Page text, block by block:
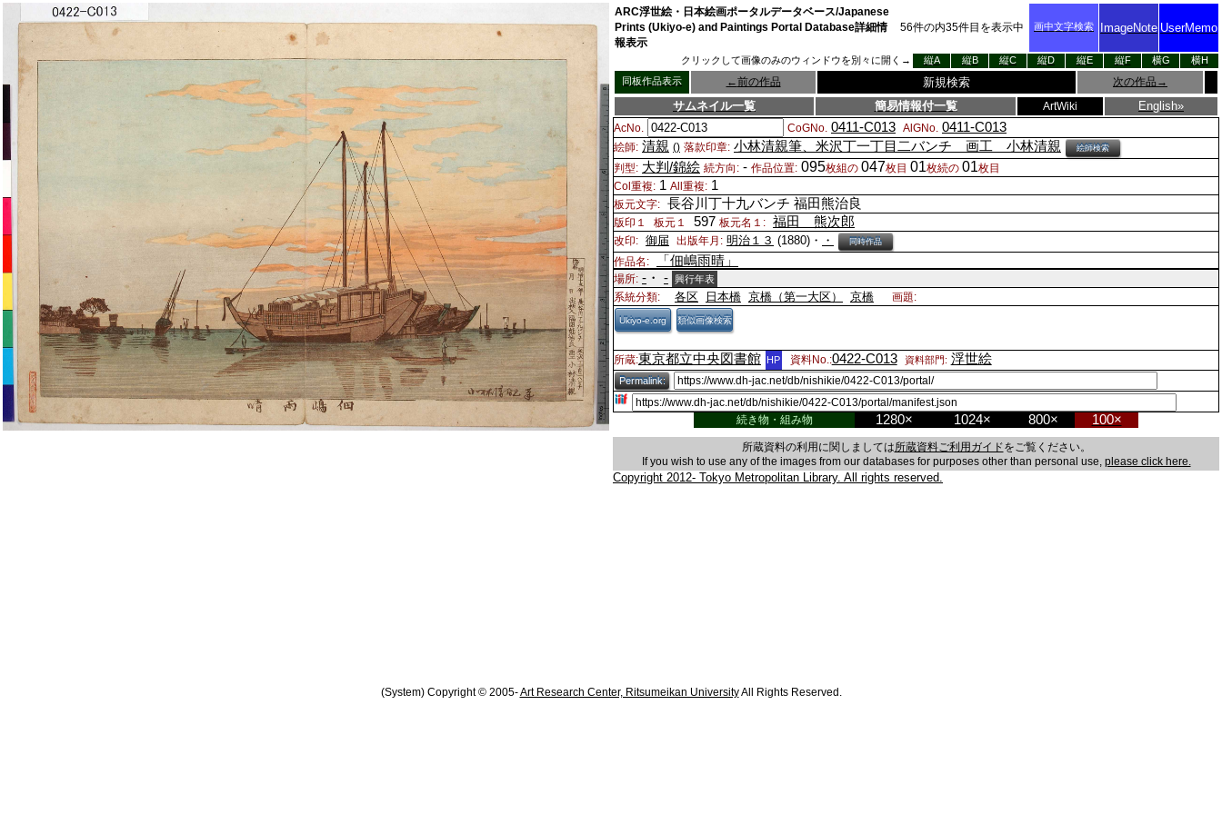
ARC浮世絵・日本絵画ポータルデータベース/Japanese
Prints (Ukiyo-e) and Paintings Portal Database詳細情
報表示
56件の内35件目を表示中 画中文字検索 ImageNote UserMemo
クリックして画像のみのウィンドウを別々に開く→ 縦A 縦B 縦C 縦D 縦E 縦F 横G
横H
同板作品表示
←前の作品 新規検索 次の作品 →
サムネイル一覧 簡易情報付一覧 ArtWiki English»
AcNo. CoGNo. 0411-C013 AlGNo. 0411-C013
絵師: 清親 () 落款印章: 小林清親筆、米沢丁一丁目二バンチ 画工 小林清親 絵師検索
判型: 大判/錦絵 続方向: - 作品位置: 095枚組の 047枚目 01枚続の 01枚目
Col重複: 1 All重複: 1
板元文字: 長谷川丁十九バンチ 福田熊治良
版印１ 板元１ 597 板元名１: 福田 熊次郎
改印: 御届 出版年月: 明治１３ (1880)・ ・ 同時作品
作品名: 「佃嶋雨晴」
場所: - ・ - 興行年表
系統分類: 各区 日本橋 京橋（第一大区） 京橋 画題:
Ukiyo-e.org 類似画像検索
所蔵:東京都立中央図書館 HP 資料No.:0422-C013 資料部門: 浮世絵
Permalink:
続き物・組み物 1280× 1024× 800× 100×
所蔵資料の利用に関しましては所蔵資料ご利用ガイドをご覧ください。
If you wish to use any of the images from our databases for purposes other than personal use, please click here.
Copyright 2012- Tokyo Metropolitan Library. All rights reserved.
(System) Copyright © 2005-Art Research Center, Ritsumeikan UniversityAll Rights Reserved.